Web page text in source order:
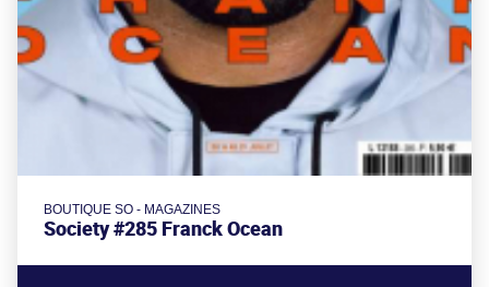
BOUTIQUE SO - MAGAZINES
Society #285 Franck Ocean